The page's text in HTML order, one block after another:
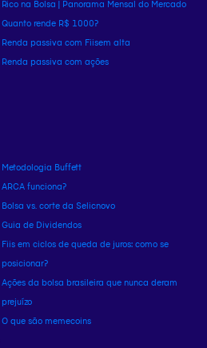
Rico na Bolsa | Panorama Mensal do Mercado
Quanto rende R$ 1000?
Renda passiva com Fiisem alta
Renda passiva com ações
Metodologia Buffett
ARCA funciona?
Bolsa vs. corte da Selicnovo
Guia de Dividendos
Fiis em ciclos de queda de juros: como se
posicionar?
Ações da bolsa brasileira que nunca deram
prejuízo
O que são memecoins